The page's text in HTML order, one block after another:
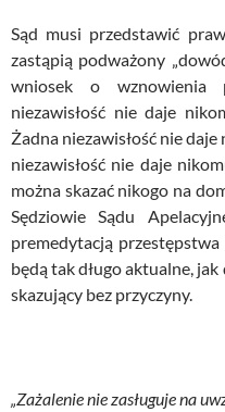
Sąd musi przedstawić
zastąpią podważony
wniosek o wznowienia
niezawisłość nie daje
Żadna niezawisłość nie
niezawisłość nie daje
można skazać nikogo na
Sędziowie Sądu
premedytacją
będą tak długo aktualne,
skazujący bez przyczyny.
„Zażalenie nie zasługuje na